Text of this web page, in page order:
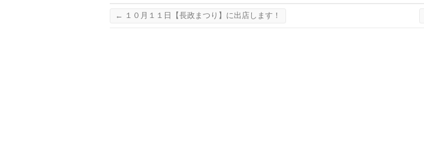
← １０月１１日【長政まつり】に出店します！